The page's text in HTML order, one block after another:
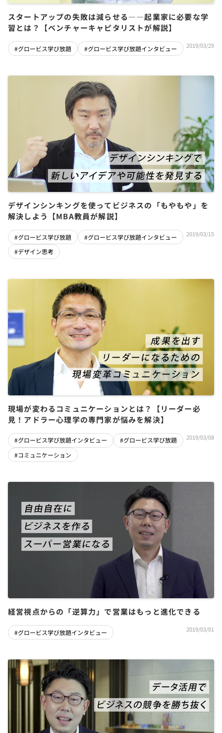
スタートアップの失敗は減らせる――起業家に必要な学
習とは？【ベンチャーキャピタリストが解説】
#グロービス学び放題 #グロービス学び放題インタビュー 2019/03/29
デザインシンキングを使ってビジネスの「もやもや」を
解決しよう【MBA教員が解説】
#グロービス学び放題
#グロービス学び放題インタビュー
#デザイン思考
2019/03/15
現場が変わるコミュニケーションとは？【リーダー必
見！アドラー心理学の専門家が悩みを解決】
#グロービス学び放題インタビュー
#グロービス学び放題
#コミュニケーション
2019/03/08
経営視点からの「逆算力」で営業はもっと進化できる
#グロービス学び放題インタビュー 2019/03/01